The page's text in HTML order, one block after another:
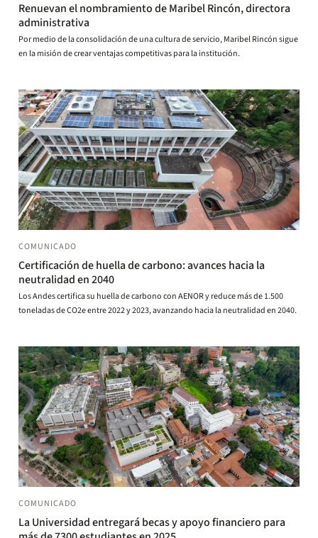
Renuevan el nombramiento de Maribel Rincón, directora
administrativa
Por medio de la consolidación de una cultura de servicio, Maribel Rincón sigue
en la misión de crear ventajas competitivas para la institución.
COMUNICADO
Certificación de huella de carbono: avances hacia la
neutralidad en 2040
Los Andes certifica su huella de carbono con AENOR y reduce más de 1.500
toneladas de CO2e entre 2022 y 2023, avanzando hacia la neutralidad en 2040.
COMUNICADO
La Universidad entregará becas y apoyo financiero para